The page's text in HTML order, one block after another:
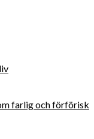
farlig och förförisk